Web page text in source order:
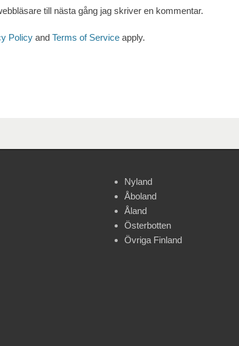
till nästa gång jag skriver en kommentar.
Policy and Terms of Service apply.
Nyland
Åboland
Åland
Österbotten
Övriga Finland